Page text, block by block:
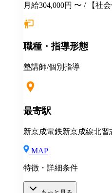
月給304,000円 〜 / 【社会保険】 健康保険、厚生年金保
報奨金制度 交通費支給
断 長短貸付 再雇用制度 永年勤続表
住宅手当月1万円一律支
職種・指導形態
塾講師/個別指導
最寄駅
新京成電鉄新京成線北習
MAP
特徴・詳細条件